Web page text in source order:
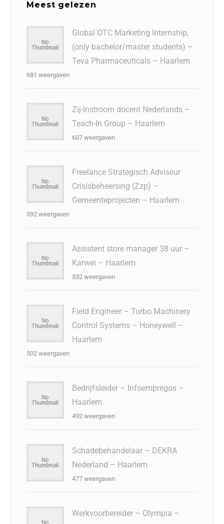
Meest gelezen
Global OTC Marketing Internship,
(only bachelor/master students) –
Teva Pharmaceuticals – Haarlem
681 weergaven
Zij-Instroom docent Nederlands –
Teach-In Group – Haarlem
607 weergaven
Freelance Strategisch Adviseur
Crisisbeheersing (Zzp) –
Gemeenteprojecten – Haarlem
592 weergaven
Assistent store manager 38 uur –
Karwei – Haarlem
532 weergaven
Field Engineer – Turbo Machinery
Control Systems – Honeywell –
Haarlem
502 weergaven
Bedrijfsleider – Infoempregos –
Haarlem
492 weergaven
Schadebehandelaar – DEKRA
Nederland – Haarlem
477 weergaven
Werkvoorbereider – Olympia –